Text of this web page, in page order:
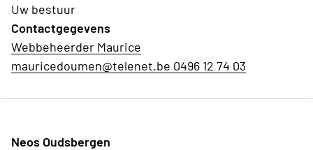
Uw bestuur
Contactgegevens
Webbeheerder Maurice
mauricedoumen@telenet.be 0496 12 74 03
Neos Oudsbergen